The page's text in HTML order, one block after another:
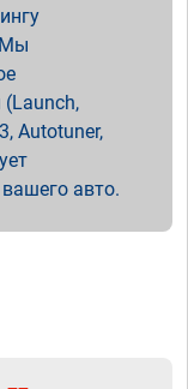
Мы
Autotuner,
авто.